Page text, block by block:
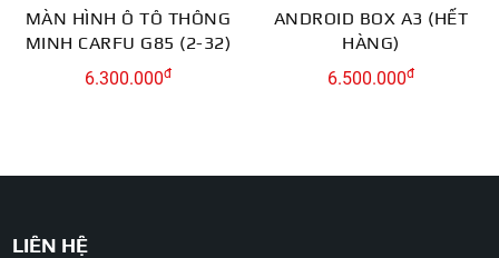
MÀN HÌNH Ô TÔ THÔNG
MINH CARFU G85 (2-32)
6.300.000đ
ANDROID BOX A3 (HẾT
HÀNG)
6.500.000đ
LIÊN HỆ